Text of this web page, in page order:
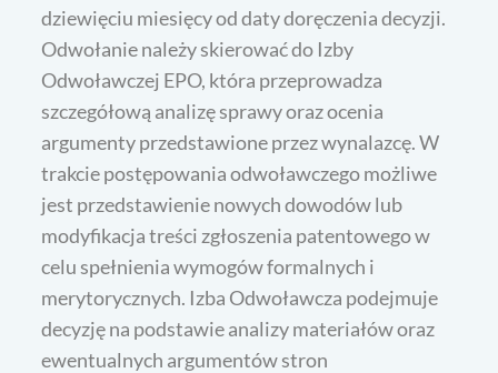
dziewięciu miesięcy od daty doręczenia decyzji.
Odwołanie należy skierować do Izby
Odwoławczej EPO, która przeprowadza
szczegółową analizę sprawy oraz ocenia
argumenty przedstawione przez wynalazcę. W
trakcie postępowania odwoławczego możliwe
jest przedstawienie nowych dowodów lub
modyfikacja treści zgłoszenia patentowego w
celu spełnienia wymogów formalnych i
merytorycznych. Izba Odwoławcza podejmuje
decyzję na podstawie analizy materiałów oraz
ewentualnych argumentów stron